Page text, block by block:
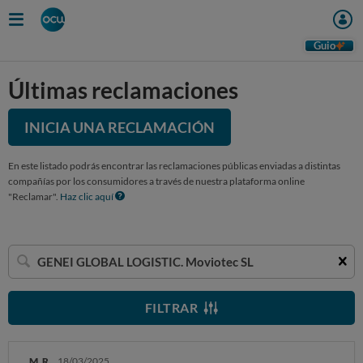
Guio
Últimas reclamaciones
INICIA UNA RECLAMACIÓN
En este listado podrás encontrar las reclamaciones públicas enviadas a distintas
compañías por los consumidores a través de nuestra plataforma online
"Reclamar". Haz clic aquí
Buscar
una
empresa
FILTRAR